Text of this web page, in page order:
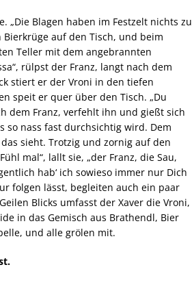
„Die Blagen haben im Festzelt nichts zu
auf den Tisch, und beim
Teller mit dem angebrannten
rülpst der Franz, langt nach dem
stiert er der Vroni in den tiefen
speit er quer über den Tisch. „Du
dem Franz, verfehlt ihn und gießt sich
so nass fast durchsichtig wird. Dem
sieht. Trotzig und zornig auf den
mal“, lallt sie, „der Franz, die Sau,
hab‘ ich sowieso immer nur Dich
folgen lässt, begleiten auch ein paar
Blicks umfasst der Xaver die Vroni,
in das Gemisch aus Brathendl, Bier
und alle grölen mit.